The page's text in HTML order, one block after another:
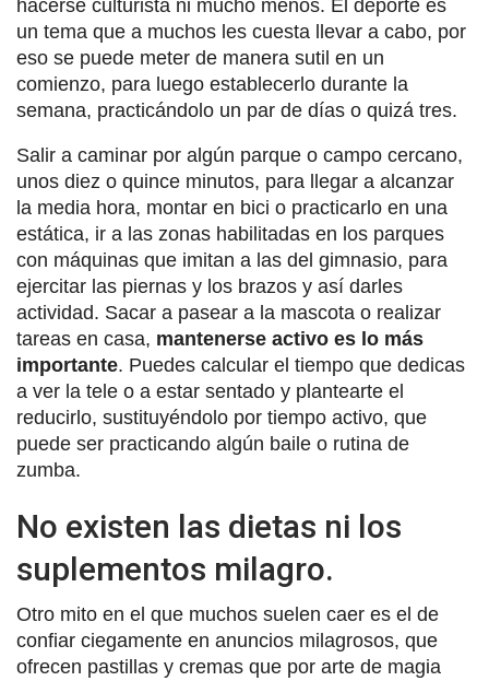
hacerse culturista ni mucho menos. El deporte es
un tema que a muchos les cuesta llevar a cabo, por
eso se puede meter de manera sutil en un
comienzo, para luego establecerlo durante la
semana, practicándolo un par de días o quizá tres.
Salir a caminar por algún parque o campo cercano,
unos diez o quince minutos, para llegar a alcanzar
la media hora, montar en bici o practicarlo en una
estática, ir a las zonas habilitadas en los parques
con máquinas que imitan a las del gimnasio, para
ejercitar las piernas y los brazos y así darles
actividad. Sacar a pasear a la mascota o realizar
tareas en casa, mantenerse activo es lo más
importante. Puedes calcular el tiempo que dedicas
a ver la tele o a estar sentado y plantearte el
reducirlo, sustituyéndolo por tiempo activo, que
puede ser practicando algún baile o rutina de
zumba.
No existen las dietas ni los
suplementos milagro.
Otro mito en el que muchos suelen caer es el de
confiar ciegamente en anuncios milagrosos, que
ofrecen pastillas y cremas que por arte de magia